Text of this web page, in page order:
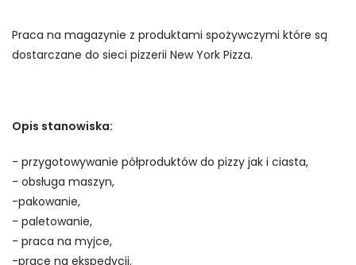
Praca na magazynie z produktami spożywczymi które są
dostarczane do sieci pizzerii New York Pizza.
Opis stanowiska:
- przygotowywanie półproduktów do pizzy jak i ciasta,
- obsługa maszyn,
-pakowanie,
- paletowanie,
- praca na myjce,
-prace na ekspedycji.